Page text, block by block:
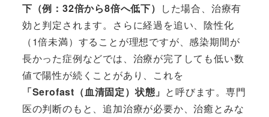
下（例：32倍から8倍へ低下） した場合、治療有
効と判定されます。さらに経過を追い、陰性化
（1倍未満）することが理想ですが、感染期間が
長かった症例などでは、治療が完了しても低い数
値で陽性が続くことがあり、これを
「Serofast（血清固定）状態」 と呼びます。専門
医の判断のもと、追加治療が必要か、治癒とみな